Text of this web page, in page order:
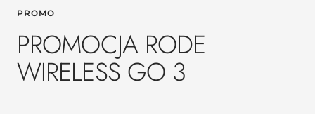
PROMO
PROMOCJA RODE
WIRELESS GO 3